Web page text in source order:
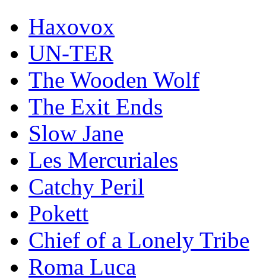
Haxovox
UN-TER
The Wooden Wolf
The Exit Ends
Slow Jane
Les Mercuriales
Catchy Peril
Pokett
Chief of a Lonely Tribe
Roma Luca